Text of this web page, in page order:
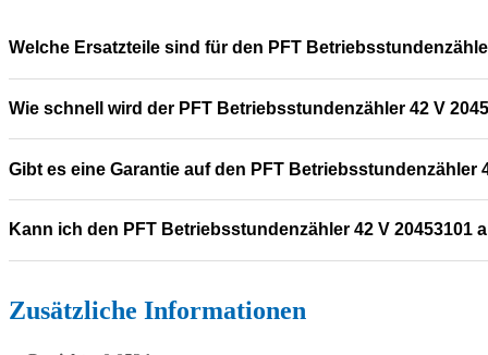
Welche Ersatzteile sind für den PFT
Wie schnell wird der PFT Betriebsstundenzähler 42 V
Gibt es eine Garantie auf den PFT Betriebsstundenzähler
Kann ich den PFT Betriebsstundenzähler 42 V 20453101
Zusätzliche Informationen